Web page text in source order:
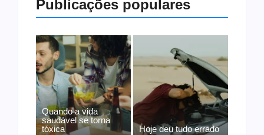
Publicações populares
Quando a vida
saudável se torna
tóxica
Hoje deu tudo errado